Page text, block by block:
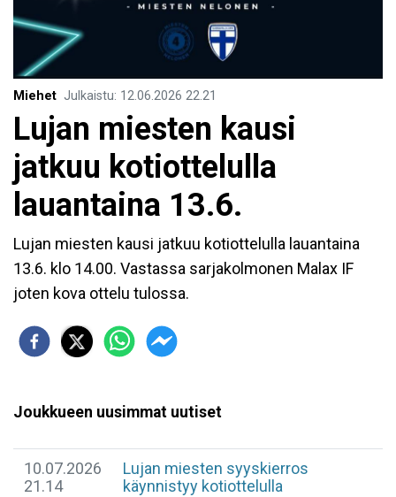
Miehet Julkaistu: 12.06.2026 22.21
Lujan miesten kausi
jatkuu kotiottelulla
lauantaina 13.6.
Lujan miesten kausi jatkuu kotiottelulla lauantaina
13.6. klo 14.00. Vastassa sarjakolmonen Malax IF
joten kova ottelu tulossa.
Joukkueen uusimmat uutiset
10.07.2026
21.14
Lujan miesten syyskierros
käynnistyy kotiottelulla